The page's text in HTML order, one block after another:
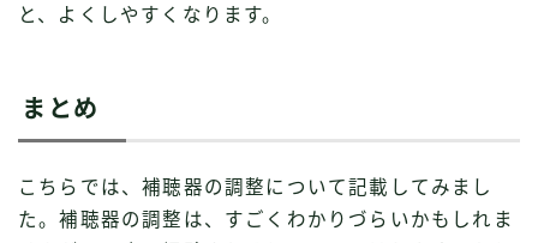
と、よくしやすくなります。
まとめ
こちらでは、補聴器の調整について記載してみまし
た。補聴器の調整は、すごくわかりづらいかもしれま